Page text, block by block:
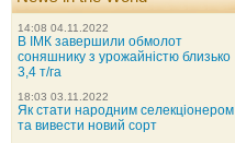
14:08 04.11.2022
В ІМК завершили обмолот
соняшнику з урожайністю близько
3,4 т/га
18:03 03.11.2022
Як стати народним селекціонером
та вивести новий сорт